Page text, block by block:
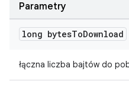
Parametry
long bytesToDownload
łączna liczba bajtów do